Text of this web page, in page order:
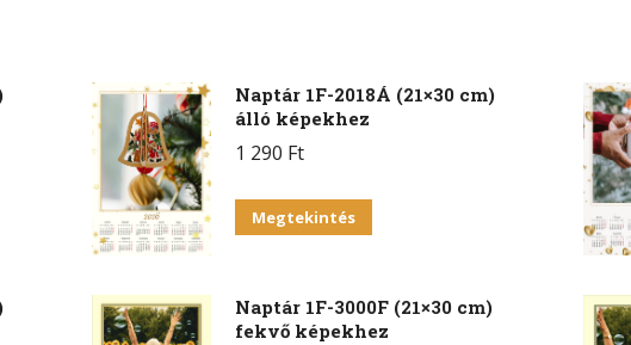
Naptár 1F-2018Á (21×30 cm)
álló képekhez
1 290 Ft
Megtekintés
Naptár 1F-3000F (21×30 cm)
fekvő képekhez